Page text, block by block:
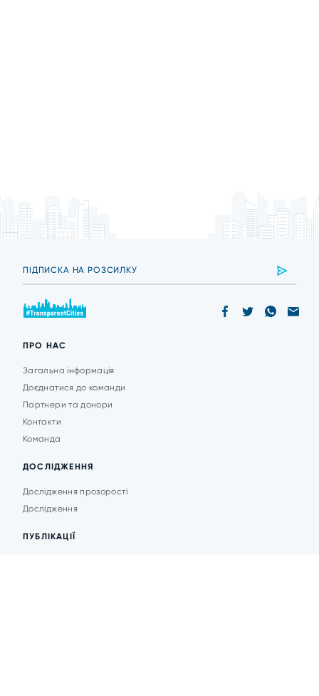
ПРО НАС
Загальна інформація
Доєднатися до команди
Партнери та донори
Контакти
Команда
ДОСЛІДЖЕННЯ
Дослідження прозорості
Дослідження
ПУБЛІКАЦІЇ